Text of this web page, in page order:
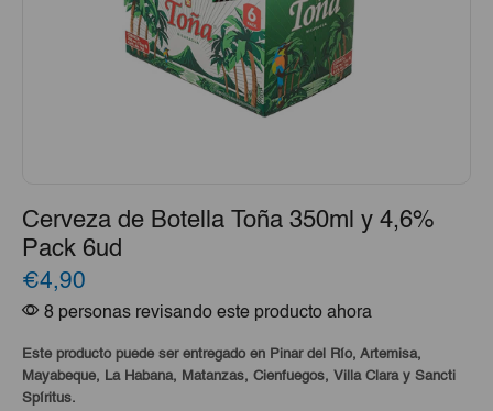
Cerveza de Botella Toña 350ml y 4,6%
Pack 6ud
€4,90
8 personas revisando este producto ahora
Este producto puede ser entregado en Pinar del Río, Artemisa,
Mayabeque, La Habana, Matanzas, Cienfuegos, Villa Clara y Sancti
Spíritus.